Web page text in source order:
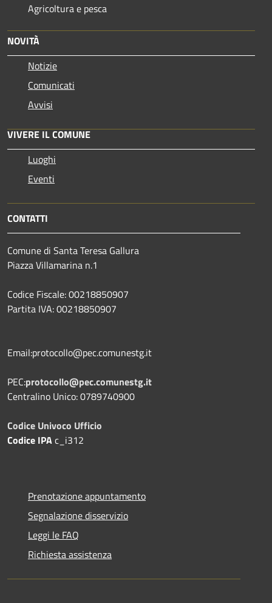
Agricoltura e pesca
NOVITÀ
Notizie
Comunicati
Avvisi
VIVERE IL COMUNE
Luoghi
Eventi
CONTATTI
Comune di Santa Teresa Gallura
Piazza Villamarina n.1
Codice Fiscale: 00218850907
Partita IVA: 00218850907
Email:protocollo@pec.comunestg.it
PEC:protocollo@pec.comunestg.it
Centralino Unico: 0789740900
Codice Univoco Ufficio
Codice IPAc_i312
Prenotazione appuntamento
Segnalazione disservizio
Leggi le FAQ
Richiesta assistenza